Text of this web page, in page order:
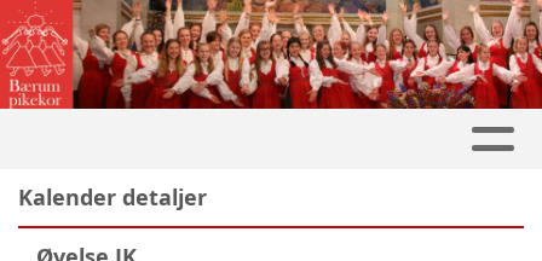
Kalender detaljer